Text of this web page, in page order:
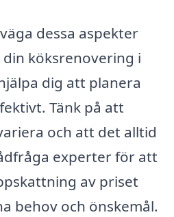
dessa aspekter
köksrenovering i
dig att planera
Tänk på att
och att det alltid
experter för att
av priset
behov och önskemål.